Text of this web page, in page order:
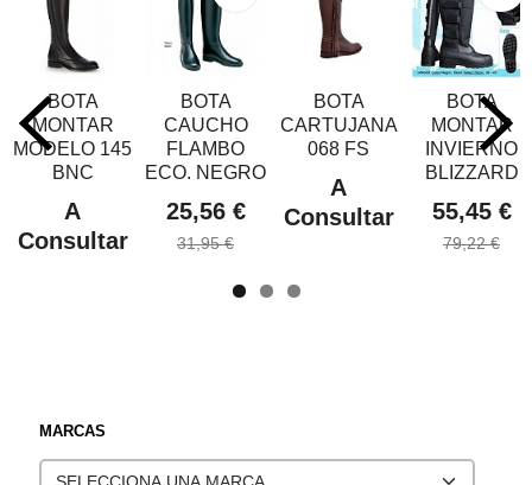
MARCAS
BOTA
MONTAR
MODELO 145
BNC
A
Consultar
BOTA
CAUCHO
FLAMBO
ECO. NEGRO
25,56 €
31,95 €
BOTA
CARTUJANA
068 FS
A
Consultar
BOTA
MONTAR
INVIERNO
BLIZZARD
55,45 €
79,22 €